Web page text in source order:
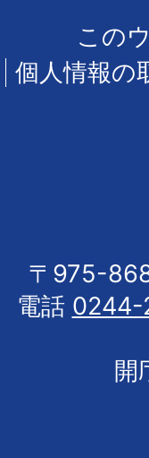
この
個人情報の
〒975-
電話 0244-
開